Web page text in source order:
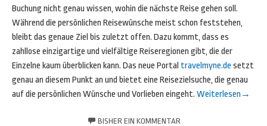
Buchung nicht genau wissen, wohin die nächste Reise gehen soll.
Während die persönlichen Reisewünsche meist schon feststehen,
bleibt das genaue Ziel bis zuletzt offen. Dazu kommt, dass es
zahllose einzigartige und vielfältige Reiseregionen gibt, die der
Einzelne kaum überblicken kann. Das neue Portal travelmyne.de setzt
genau an diesem Punkt an und bietet eine Reisezielsuche, die genau
auf die persönlichen Wünsche und Vorlieben eingeht. Weiterlesen →
BISHER EIN KOMMENTAR